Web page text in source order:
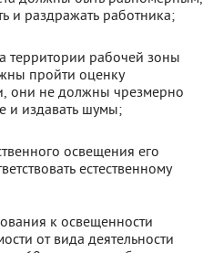
и раздражать работника;
территории рабочей зоны
пройти оценку
они не должны чрезмерно
и издавать шумы;
освещения его
естественному
к освещенности
от вида деятельности